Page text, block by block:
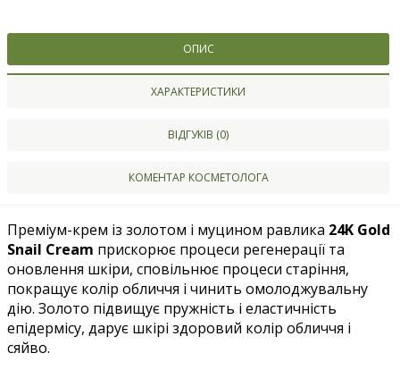
ОПИС
ХАРАКТЕРИСТИКИ
ВІДГУКІВ (0)
КОМЕНТАР КОСМЕТОЛОГА
Преміум-крем із золотом і муцином равлика 24K Gold
Snail Cream прискорює процеси регенерації та
оновлення шкіри, сповільнює процеси старіння,
покращує колір обличчя і чинить омолоджувальну
дію. Золото підвищує пружність і еластичність
епідермісу, дарує шкірі здоровий колір обличчя і
сяйво.